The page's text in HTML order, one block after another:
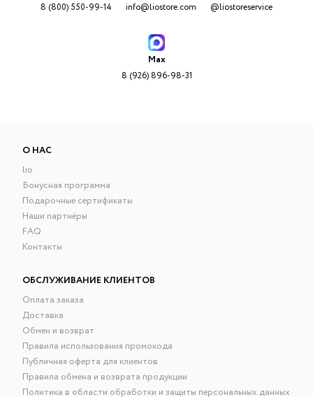
8 (800) 550-99-14 info@liostore.com @liostoreservice
Max
8 (926) 896-98-31
О НАС
lio
Бонусная программа
Подарочные сертификаты
Наши партнёры
FAQ
Контакты
ОБСЛУЖИВАНИЕ КЛИЕНТОВ
Оплата заказа
Доставка
Обмен и возврат
Правила использования промокода
Публичная оферта для клиентов
Правила обмена и возврата продукции
Политика в области обработки и защиты персональных данных